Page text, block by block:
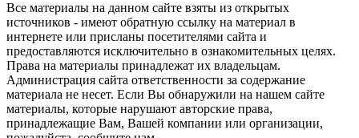
Все материалы на данном сайте взяты из открытых
источников - имеют обратную ссылку на материал в
интернете или присланы посетителями сайта и
предоставляются исключительно в ознакомительных целях.
Права на материалы принадлежат их владельцам.
Администрация сайта ответственности за содержание
материала не несет. Если Вы обнаружили на нашем сайте
материалы, которые нарушают авторские права,
принадлежащие Вам, Вашей компании или организации,